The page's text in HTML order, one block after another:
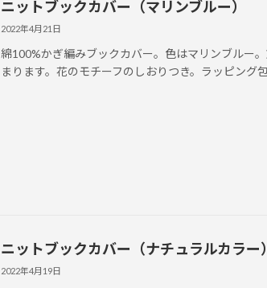
ニットブックカバー（マリンブルー）
2022年4月21日
綿100%かぎ編みブックカバー。色はマリンブルー
まります。花のモチーフのしおりつき。ラッピング包
ニットブックカバー（ナチュラルカラー）
2022年4月19日